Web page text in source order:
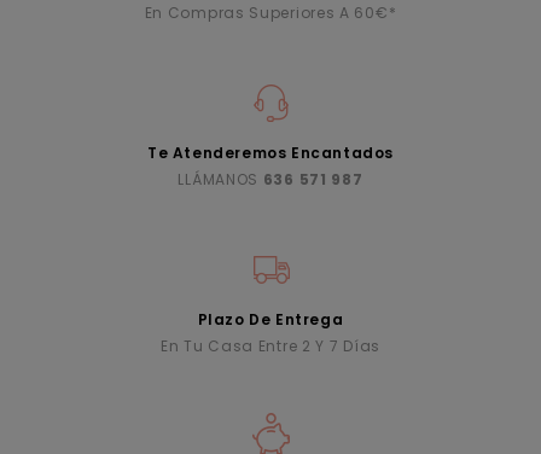
En Compras Superiores A 60€*
Te Atenderemos Encantados
LLÁMANOS 636 571 987
Plazo De Entrega
En Tu Casa Entre 2 Y 7 Días